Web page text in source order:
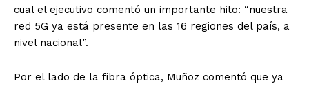
cual el ejecutivo comentó un importante hito: “nuestra
red 5G ya está presente en las 16 regiones del país, a
nivel nacional”.
Por el lado de la fibra óptica, Muñoz comentó que ya